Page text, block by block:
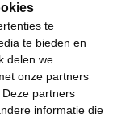
te
te bieden en
delen we
onze partners
partners
informatie die